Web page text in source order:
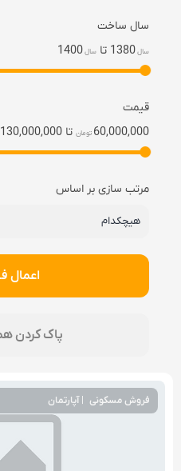
سال ساخت
سال1380 تا سال1400
قیمت
60,000,000 تومان تا 130,000,000
مرتب سازی بر اساس
فروش مسکونی |آپارتمان